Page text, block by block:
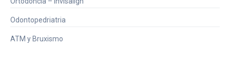
Odontopedriatria
ATM y Bruxismo